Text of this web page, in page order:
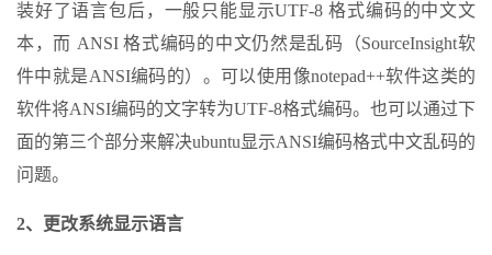
装好了语言包后，一般只能显示UTF-8 格式编码的中文文
本，而 ANSI 格式编码的中文仍然是乱码（SourceInsight软
件中就是ANSI编码的）。可以使用像notepad++软件这类的
软件将ANSI编码的文字转为UTF-8格式编码。也可以通过下
面的第三个部分来解决ubuntu显示ANSI编码格式中文乱码的
问题。
2、更改系统显示语言